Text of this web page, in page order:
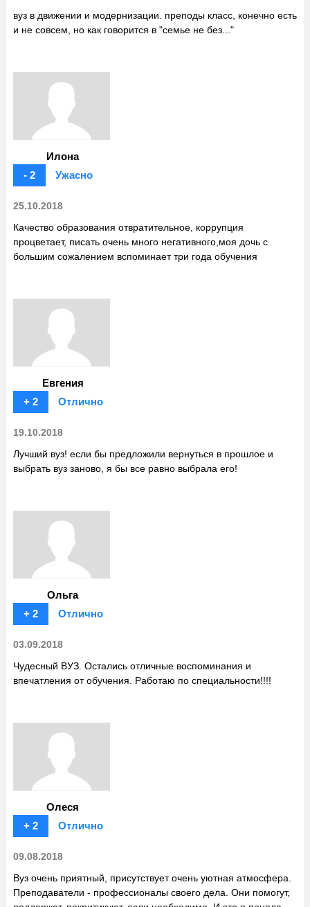
вуз в движении и модернизации. преподы класс, конечно есть
и не совсем, но как говорится в "семье не без..."
Илона
- 2
Ужасно
25.10.2018
Качество образования отвратительное, коррупция
процветает, писать очень много негативного,моя дочь с
большим сожалением вспоминает три года обучения
Евгения
+ 2
Отлично
19.10.2018
Лучший вуз! если бы предложили вернуться в прошлое и
выбрать вуз заново, я бы все равно выбрала его!
Ольга
+ 2
Отлично
03.09.2018
Чудесный ВУЗ. Остались отличные воспоминания и
впечатления от обучения. Работаю по специальности!!!!
Олеся
+ 2
Отлично
09.08.2018
Вуз очень приятный, присутствует очень уютная атмосфера.
Преподаватели - профессионалы своего дела. Они помогут,